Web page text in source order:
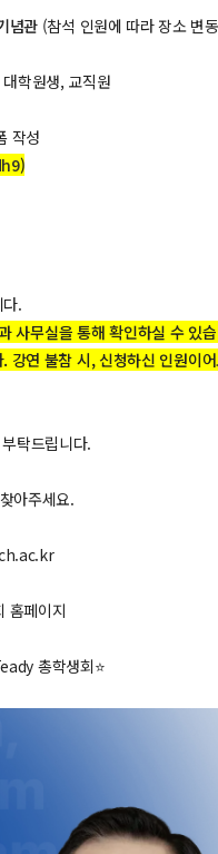
념관 (참석 인원에 따라 장소 변
학원생, 교직원
작성
)
.
사무실을 통해 확인하실 수 있
강연 불참 시, 신청하신 인원이
탁드립니다.
아주세요.
홈페이지
총학생회⭐